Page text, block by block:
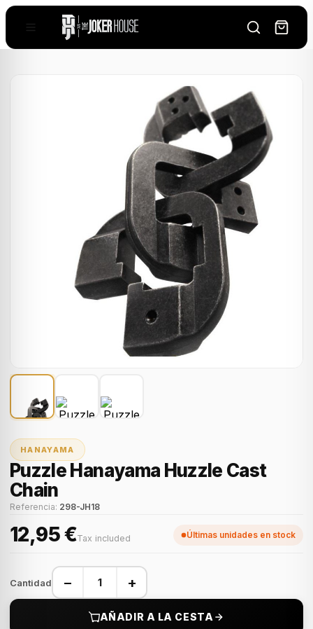
HANAYAMA
Puzzle Hanayama Huzzle Cast
Chain
Referencia: 298-JH18
12,95 €Tax included Últimas unidades en stock
Cantidad − +
AÑADIR A LA CESTA